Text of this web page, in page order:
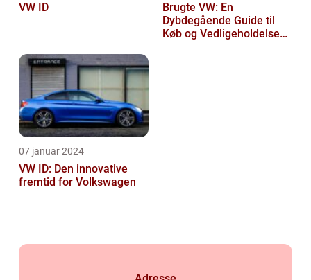
VW ID
Brugte VW: En
Dybdegående Guide til
Køb og Vedligeholdelse
07 januar 2024
VW ID: Den innovative
fremtid for Volkswagen